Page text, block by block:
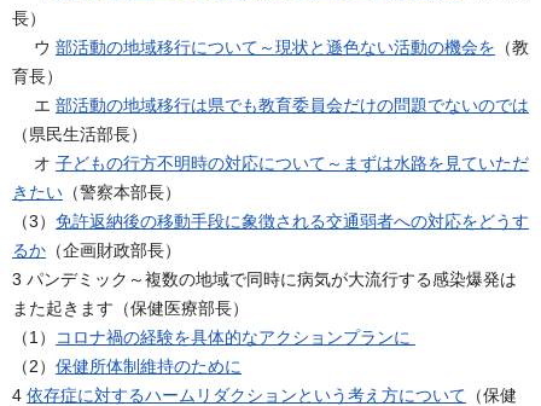
長）
ウ 部活動の地域移行について～現状と遜色ない活動の機会を （教
育長）
エ 部活動の地域移行は県でも教育委員会だけの問題でないのでは
（県民生活部長）
オ 子どもの行方不明時の対応について～まずは水路を見ていただ
きたい （警察本部長）
（3） 免許返納後の移動手段に象徴される交通弱者への対応をどうす
るか （企画財政部長）
3 パンデミック～複数の地域で同時に病気が大流行する感染爆発は
また起きます（保健医療部長）
（1）
コロナ禍の経験を具体的なアクションプランに
（2） 保健所体制維持のために
4 依存症に対するハームリダクションという考え方について （保健